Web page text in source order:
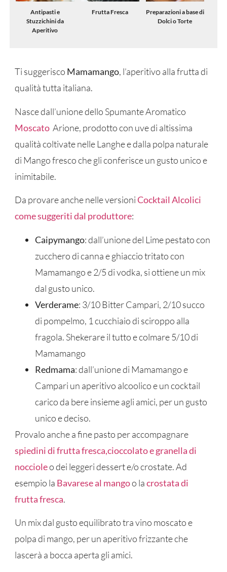
Antipasti e
Stuzzichini da
Aperitivo
Frutta Fresca
Preparazioni a base di
Dolci o Torte
Ti suggerisco Mamamango, l’aperitivo alla frutta di
qualità tutta italiana.
Nasce dall’unione dello Spumante Aromatico
MoscatoArione, prodotto con uve di altissima
qualità coltivate nelle Langhe e dalla polpa naturale
di Mango fresco che gli conferisce un gusto unico e
inimitabile.
Da provare anche nelle versioniCocktail Alcolici
come suggeriti dal produttore:
Caipymango: dall’unione del Lime pestato con
zucchero di canna e ghiaccio tritato con
Mamamango e 2/5 di vodka, si ottiene un mix
dal gusto unico.
Verderame: 3/10 Bitter Campari, 2/10 succo
di pompelmo, 1 cucchiaio di sciroppo alla
fragola. Shekerare il tutto e colmare 5/10 di
Mamamango
Redmama: dall’unione di Mamamango e
Campari un aperitivo alcoolico e un cocktail
carico da bere insieme agli amici, per un gusto
unico e deciso.
Provalo anche a fine pasto per accompagnare
spiedini di frutta fresca,cioccolato e granella di
noccioleo dei leggeri dessert e/o crostate. Ad
esempio la Bavarese al mangoo lacrostata di
frutta fresca.
Un mix dal gusto equilibrato tra vino moscato e
polpa di mango, per un aperitivo frizzante che
lascerà a bocca aperta gli amici.